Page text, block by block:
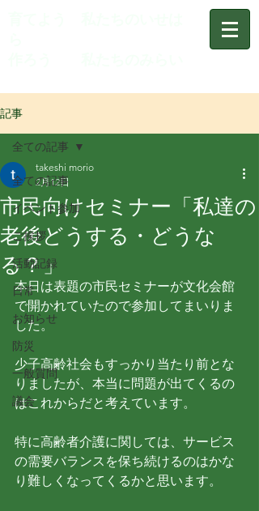
記事
全ての記事
イベント参加
ご挨拶
活動記録
日常
お知らせ
防災
一般質問
議会
全ての記事
市民向けセミナー「私達の
老後どうする・どうな
る？」
takeshi morio
2月12日
本日は表題の市民セミナーが文化会館
で開かれていたので参加してまいりま
した。
少子高齢社会もすっかり当たり前とな
りましたが、本当に問題が出てくるの
はこれからだと考えています。
特に高齢者介護に関しては、サービス
の需要バランスを保ち続けるのはかな
り難しくなってくるかと思います。